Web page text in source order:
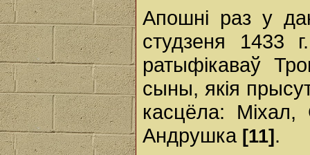
Апошні раз у
студзеня 1433
ратыфікаваў
сыны, якія
касцёла:
Андрушка [11] .